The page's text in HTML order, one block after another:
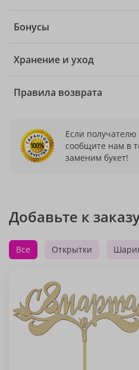
Бонусы
Хранение и уход
Правила возврата
Если получателю
сообщите нам в
заменим букет!
Добавьте к
Все Открытки